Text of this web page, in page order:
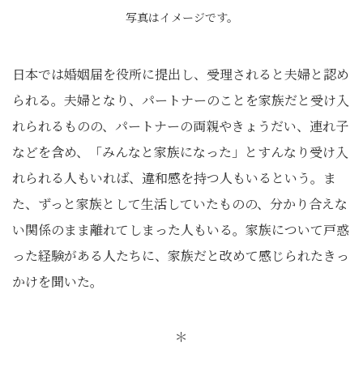
写真はイメージです。
日本では婚姻届を役所に提出し、受理されると夫婦と認め
られる。夫婦となり、パートナーのことを家族だと受け入
れられるものの、パートナーの両親やきょうだい、連れ子
などを含め、「みんなと家族になった」とすんなり受け入
れられる人もいれば、違和感を持つ人もいるという。ま
た、ずっと家族として生活していたものの、分かり合えな
い関係のまま離れてしまった人もいる。家族について戸惑
った経験がある人たちに、家族だと改めて感じられたきっ
かけを聞いた。
＊